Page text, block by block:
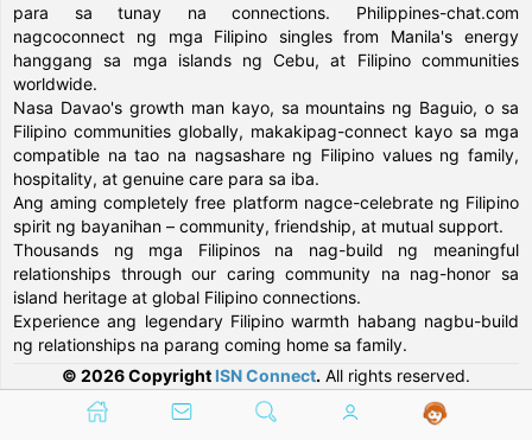
para sa tunay na connections. Philippines-chat.com
nagcoconnect ng mga Filipino singles from Manila's energy
hanggang sa mga islands ng Cebu, at Filipino communities
worldwide.
Nasa Davao's growth man kayo, sa mountains ng Baguio, o sa
Filipino communities globally, makakipag-connect kayo sa mga
compatible na tao na nagsashare ng Filipino values ng family,
hospitality, at genuine care para sa iba.
Ang aming completely free platform nagce-celebrate ng Filipino
spirit ng bayanihan – community, friendship, at mutual support.
Thousands ng mga Filipinos na nag-build ng meaningful
relationships through our caring community na nag-honor sa
island heritage at global Filipino connections.
Experience ang legendary Filipino warmth habang nagbu-build
ng relationships na parang coming home sa family.
© 2026 Copyright ISN Connect. All rights reserved.